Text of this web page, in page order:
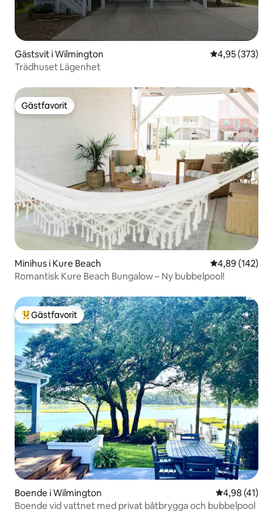
Gästsvit i Wilmington 4,95 av 5 i
4,95 (373)
Trädhuset Lägenhet
Gästfavorit
Gästfavorit
Minihus i Kure Beach 4,89 av 5 i
4,89 (142)
Romantisk Kure Beach Bungalow – Ny bubbelpool!
Populär gästfavorit
Gästfavorit
Boende i Wilmington 4,98 av 5 i
4,98 (41)
Boende vid vattnet med privat båtbrygga och bubbelpool